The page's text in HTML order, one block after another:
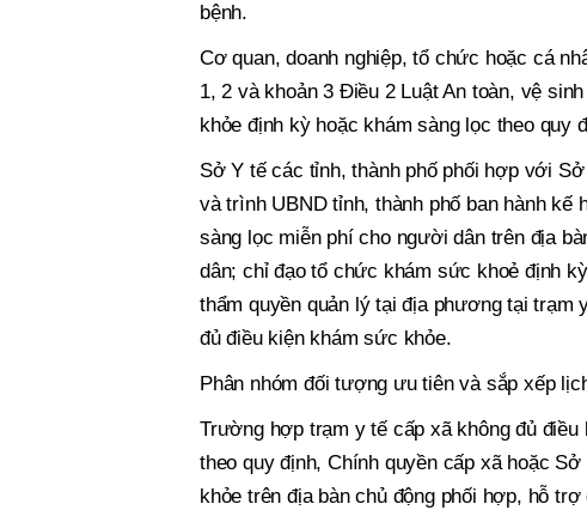
bệnh.
Cơ quan, doanh nghiệp, tổ chức hoặc cá
1, 2 và khoản 3 Điều 2 Luật An toàn, vệ
khỏe định kỳ hoặc khám sàng lọc theo quy
Sở Y tế các tỉnh, thành phố phối hợp với
và trình UBND tỉnh, thành phố ban hành
sàng lọc miễn phí cho người dân trên địa
dân; chỉ đạo tổ chức khám sức khoẻ định
thẩm quyền quản lý tại địa phương tại
đủ điều kiện khám sức khỏe.
Phân nhóm đối tượng ưu tiên và sắp xếp
Trường hợp trạm y tế cấp xã không đủ
theo quy định, Chính quyền cấp xã hoặc
khỏe trên địa bàn chủ động phối hợp, hỗ